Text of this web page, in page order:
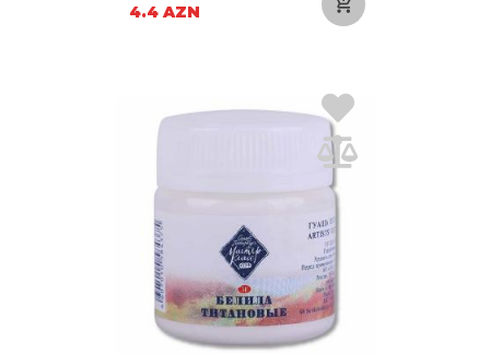
4.4 AZN